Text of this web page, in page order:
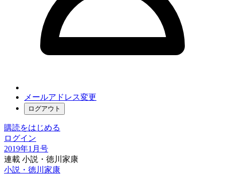
メールアドレス変更
ログアウト
購読をはじめる
ログイン
2019年1月号
連載 小説・徳川家康
小説・徳川家康